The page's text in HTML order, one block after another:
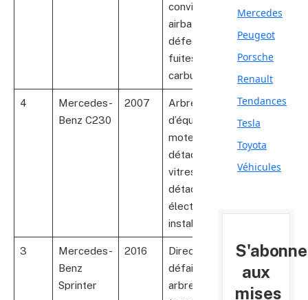
conviviale,
airbags
défectueux,
fuites
carburant
4
Mercedes-
Benz C230
2007
Arbre
d’équilibrage
moteur
détaché,
vitres se
détachant,
électronique
instable
Plusieurs
3
Mercedes-
Benz
Sprinter
2016
Direction
défaillante,
arbre de
17
Mercedes
Peugeot
Porsche
Renault
Tendances
Tesla
Toyota
Véhicules
aux
mises